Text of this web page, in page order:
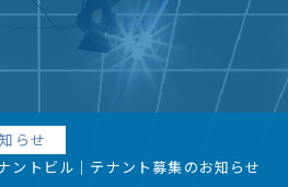
らせ
ントビル｜テナント募集のお知らせ